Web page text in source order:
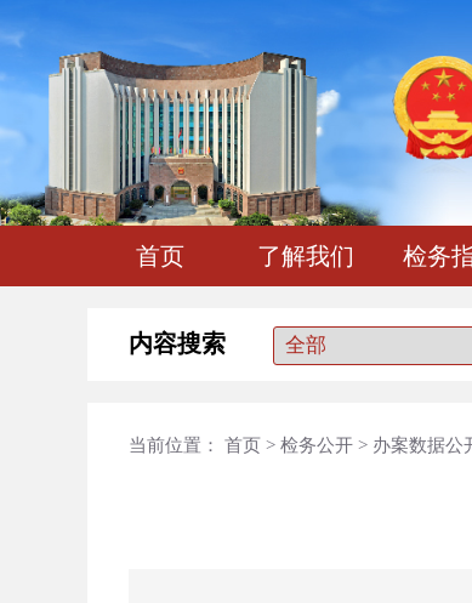
首页 了解我们 检务
内容搜索
当前位置： 首页 > 检务公开 > 办案数据公